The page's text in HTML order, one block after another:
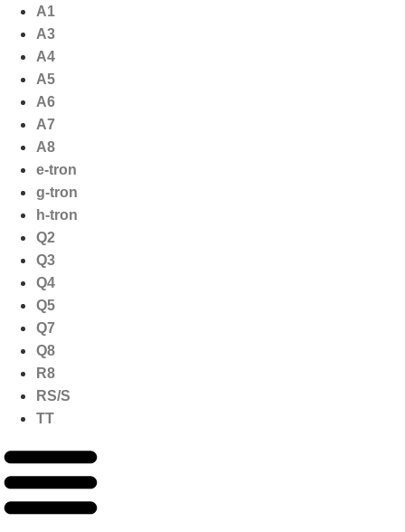
naar
inhoud
A1
A3
A4
A5
A6
A7
A8
e-tron
g-tron
h-tron
Q2
Q3
Q4
Q5
Q7
Q8
R8
RS/S
TT